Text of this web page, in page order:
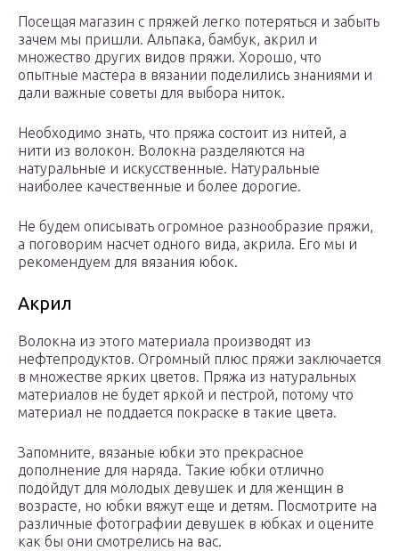
Посещая магазин с пряжей легко потеряться и забыть
зачем мы пришли. Альпака, бамбук, акрил и
множество других видов пряжи. Хорошо, что
опытные мастера в вязании поделились знаниями и
дали важные советы для выбора ниток.
Необходимо знать, что пряжа состоит из нитей, а
нити из волокон. Волокна разделяются на
натуральные и искусственные. Натуральные
наиболее качественные и более дорогие.
Не будем описывать огромное разнообразие пряжи,
а поговорим насчет одного вида, акрила. Его мы и
рекомендуем для вязания юбок.
Акрил
Волокна из этого материала производят из
нефтепродуктов. Огромный плюс пряжи заключается
в множестве ярких цветов. Пряжа из натуральных
материалов не будет яркой и пестрой, потому что
материал не поддается покраске в такие цвета.
Запомните, вязаные юбки это прекрасное
дополнение для наряда. Такие юбки отлично
подойдут для молодых девушек и для женщин в
возрасте, но юбки вяжут еще и детям. Посмотрите на
различные фотографии девушек в юбках и оцените
как бы они смотрелись на вас.